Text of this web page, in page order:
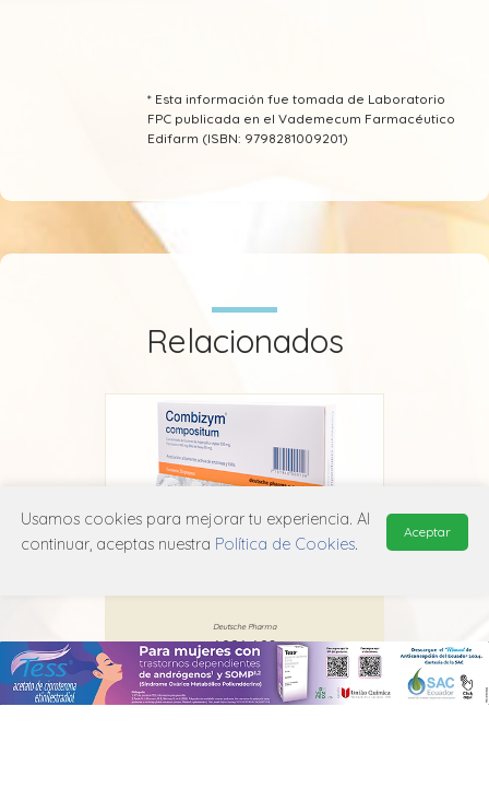
* Esta información fue tomada de Laboratorio
FPC publicada en el Vademecum Farmacéutico
Edifarm (ISBN: 9798281009201)
Relacionados
Deutsche Pharma
A09A A02
Usamos cookies para mejorar tu experiencia. Al
continuar, aceptas nuestra Política de Cookies.
Aceptar